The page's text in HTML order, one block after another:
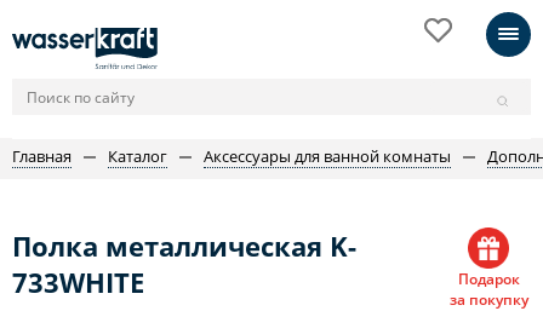
Главная Каталог Аксессуары для ванной комнаты
Полка металлическая K-
733WHITE
Подарок
за покупку